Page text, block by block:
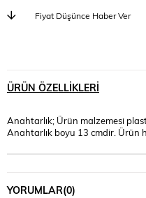
Fiyat Düşünce Haber Ver
ÜRÜN ÖZELLIKLERI
Anahtarlık; Ürün malzemesi
Anahtarlık boyu 13 cmdir. Ürün
YORUMLAR(0)